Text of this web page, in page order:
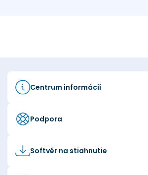
Centrum informácií
Podpora
Softvér na stiahnutie